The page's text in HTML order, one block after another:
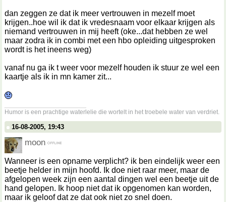
dan zeggen ze dat ik meer vertrouwen in mezelf moet
krijgen..hoe wil ik dat ik vredesnaam voor elkaar krijgen als
niemand vertrouwen in mij heeft (oke...dat hebben ze wel
maar zodra ik in combi met een hbo opleiding uitgesproken
wordt is het ineens weg)
vanaf nu ga ik t weer voor mezelf houden ik stuur ze wel een
kaartje als ik in mn kamer zit...
Humor is een prachtige waterlelie die wortelt in het troebele water van verdriet.
16-08-2005, 19:43
moon
Wanneer is een opname verplicht? ik ben eindelijk weer een
beetje helder in mijn hoofd. Ik doe niet raar meer, maar de
afgelopen week zijn een aantal dingen wel een beetje uit de
hand gelopen. Ik hoop niet dat ik opgenomen kan worden,
maar ik geloof dat ze dat ook niet zo snel doen.